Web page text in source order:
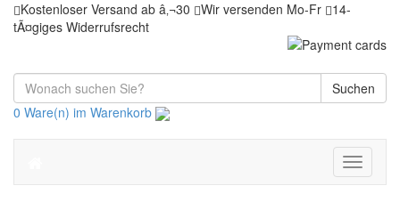
Kostenloser Versand ab â‚¬30 Wir versenden Mo-Fr
14-
tÃ¤giges Widerrufsrecht
Suchen
0 Ware(n) im Warenkorb
Toggle